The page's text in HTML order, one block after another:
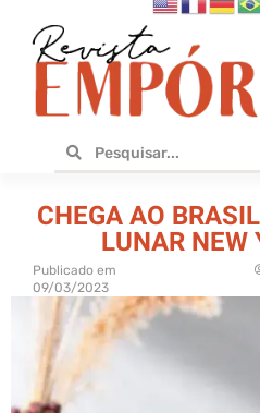
CHEGA AO
LUNAR
Publicado em
09/03/2023